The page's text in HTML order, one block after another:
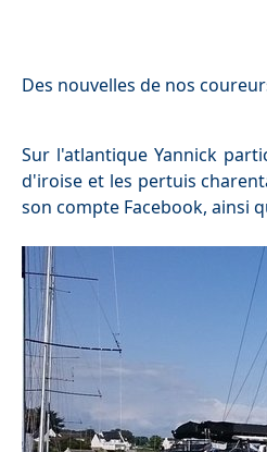
Des nouvelles de nos
Sur l'atlantique Yannick
d'iroise et les pertuis
son compte Facebook, ainsi